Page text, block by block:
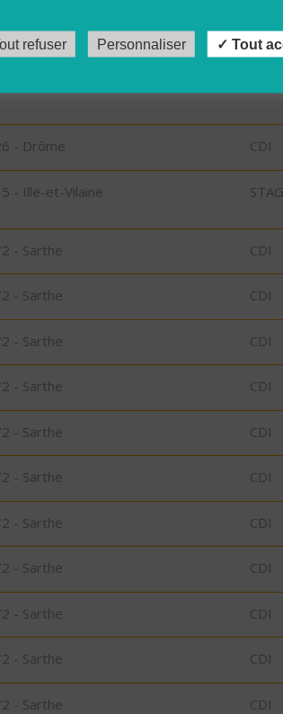
- Loir-et-Cher CDI
- Drôme CDI
- Ille-et-Vilaine
- Sarthe CDI
- Sarthe CDI
- Sarthe CDI
- Sarthe CDI
- Sarthe CDI
- Sarthe CDI
- Sarthe CDI
- Sarthe CDI
- Sarthe CDI
- Sarthe CDI
- Sarthe CDI
refuser Personnaliser Tout